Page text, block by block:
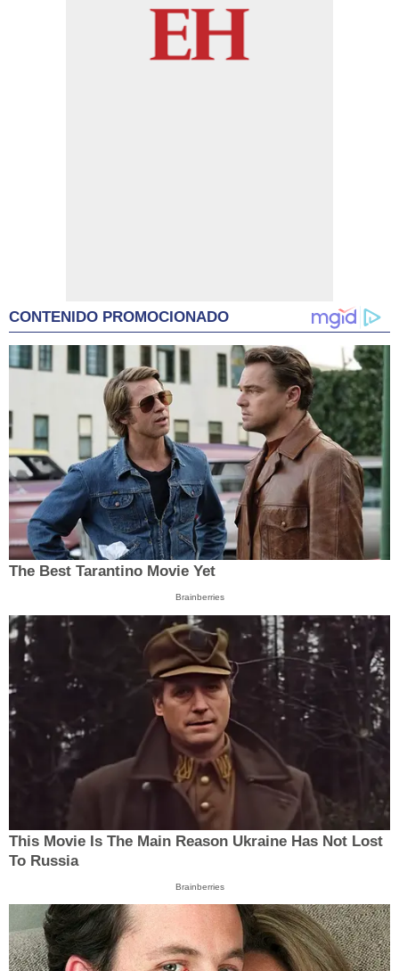
CONTENIDO PROMOCIONADO
The Best Tarantino Movie Yet
Brainberries
This Movie Is The Main Reason Ukraine Has Not Lost
To Russia
Brainberries